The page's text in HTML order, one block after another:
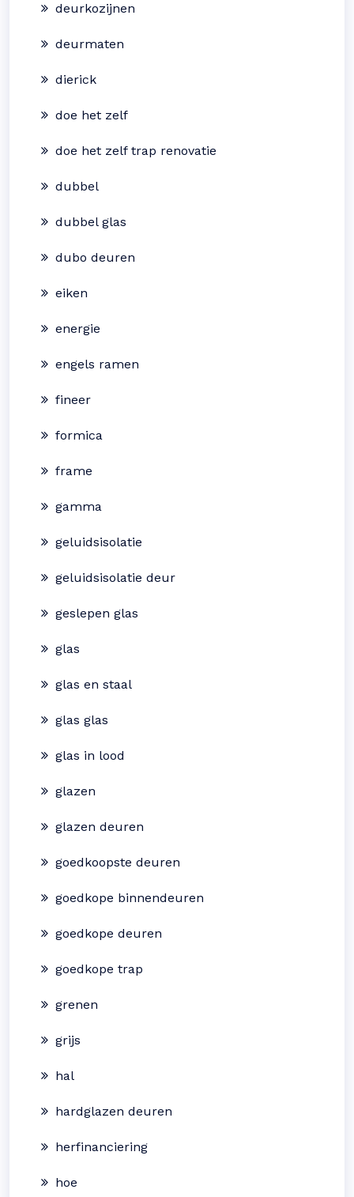
deurkozijnen
deurmaten
dierick
doe het zelf
doe het zelf trap renovatie
dubbel
dubbel glas
dubo deuren
eiken
energie
engels ramen
fineer
formica
frame
gamma
geluidsisolatie
geluidsisolatie deur
geslepen glas
glas
glas en staal
glas glas
glas in lood
glazen
glazen deuren
goedkoopste deuren
goedkope binnendeuren
goedkope deuren
goedkope trap
grenen
grijs
hal
hardglazen deuren
herfinanciering
hoe